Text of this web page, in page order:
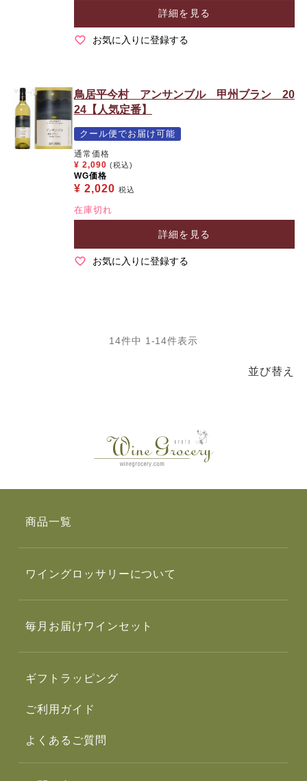
詳細を見る
お気に入りに登録する
鳥居平今村 アンサンブル 甲州ブラン 20
24【人気定番】
クール便でお届け可能
通常価格
¥ 2,090 (税込)
WG価格
¥ 2,020 税込
在庫切れ
詳細を見る
お気に入りに登録する
並び替え
14件中 1 -14件表示
商品一覧
ワイングロッサリーについて
毎月お届けワインセット
ギフトラッピング
ご利用ガイド
よくあるご質問